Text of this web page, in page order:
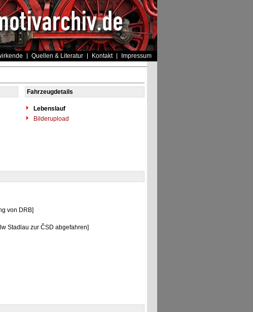
Quellen & Literatur Kontakt Impressum
Fahrzeugdetails
Lebenslauf
Bilderupload
von DRB]
Stadlau zur ČSD abgefahren]